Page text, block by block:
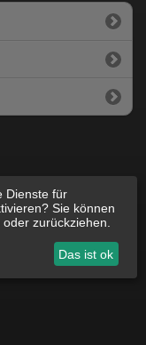
Einstellungen
Dienste für
Sie können
zurückziehen.
Das ist ok